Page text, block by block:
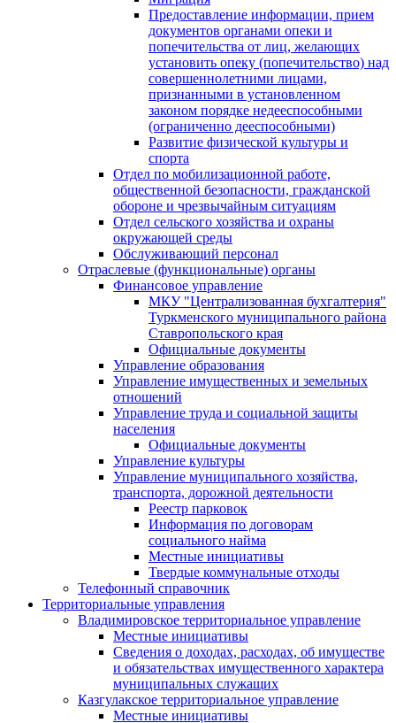
Предоставление информации, прием
документов органами опеки и
попечительства от лиц, желающих
установить опеку (попечительство) над
совершеннолетними лицами,
признанными в установленном
законом порядке недееспособными
(ограниченно дееспособными)
Развитие физической культуры и
спорта
Отдел по мобилизационной работе,
общественной безопасности, гражданской
оборонe и чрезвычайным ситуациям
Отдел сельского хозяйства и охраны
окружающей среды
Обслуживающий персонал
Отраслевые (функциональные) органы
Финансовое управление
МКУ "Централизованная бухгалтерия"
Туркменского муниципального района
Ставропольского края
Официальные документы
Управление образования
Управление имущественных и земельных
отношений
Управление труда и социальной защиты
населения
Официальные документы
Управление культуры
Управление муниципального хозяйства,
транспорта, дорожной деятельности
Реестр парковок
Информация по договорам
социального найма
Местные инициативы
Твердые коммунальные отходы
Телефонный справочник
Территориальные управления
Владимировское территориальное управление
Местные инициативы
Сведения о доходах, расходах, об имуществе
и обязательствах имущественного характера
муниципальных служащих
Казгулакское территориальное управление
Местные инициативы